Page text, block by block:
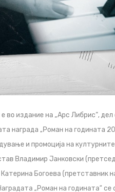
во издание на „Арс Либрис“,
награда „Роман на годината
и промоција на
Владимир Јанковски
Богоева (претставник
„Роман на годината“ се